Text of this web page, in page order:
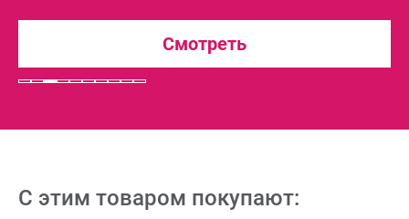
С этим товаром покупают: